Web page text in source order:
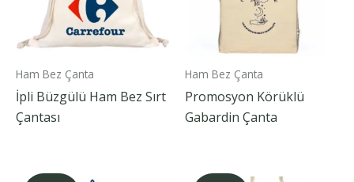
Ham Bez Çanta
İpli Büzgülü Ham Bez Sırt
Çantası
Ham Bez Çanta
Promosyon Körüklü
Gabardin Çanta